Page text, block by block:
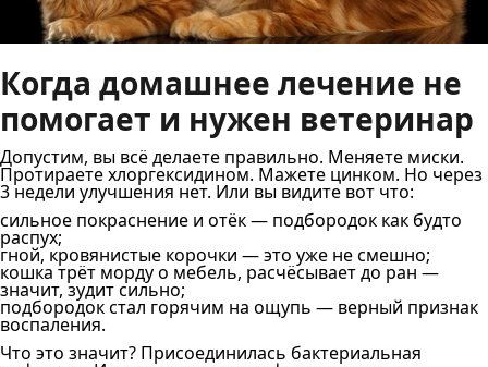
Когда домашнее лечение не
помогает и нужен ветеринар
Допустим, вы всё делаете правильно. Меняете миски.
Протираете хлоргексидином. Мажете цинком. Но через
3 недели улучшения нет. Или вы видите вот что:
сильное покраснение и отёк — подбородок как будто
распух;
гной, кровянистые корочки — это уже не смешно;
кошка трёт морду о мебель, расчёсывает до ран —
значит, зудит сильно;
подбородок стал горячим на ощупь — верный признак
воспаления.
Что это значит? Присоединилась бактериальная